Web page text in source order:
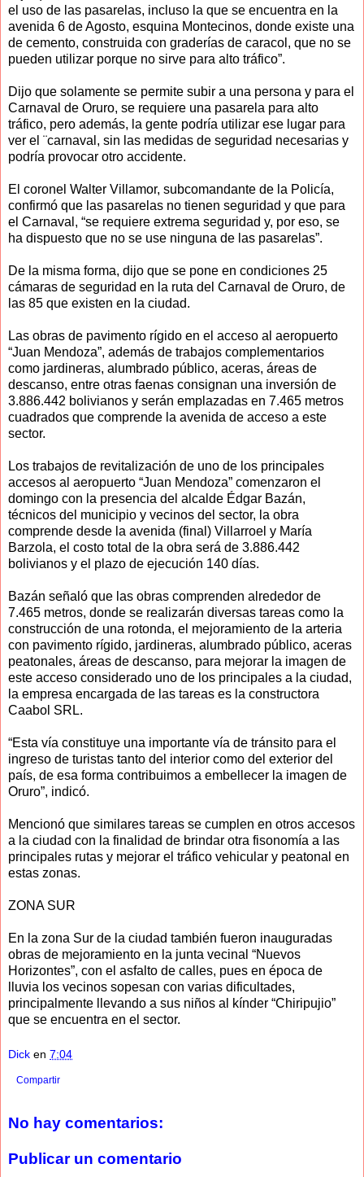
el uso de las pasarelas, incluso la que se encuentra en la
avenida 6 de Agosto, esquina Montecinos, donde existe una
de cemento, construida con graderías de caracol, que no se
pueden utilizar porque no sirve para alto tráfico”.
Dijo que solamente se permite subir a una persona y para el
Carnaval de Oruro, se requiere una pasarela para alto
tráfico, pero además, la gente podría utilizar ese lugar para
ver el ¨carnaval, sin las medidas de seguridad necesarias y
podría provocar otro accidente.
El coronel Walter Villamor, subcomandante de la Policía,
confirmó que las pasarelas no tienen seguridad y que para
el Carnaval, “se requiere extrema seguridad y, por eso, se
ha dispuesto que no se use ninguna de las pasarelas”.
De la misma forma, dijo que se pone en condiciones 25
cámaras de seguridad en la ruta del Carnaval de Oruro, de
las 85 que existen en la ciudad.
Las obras de pavimento rígido en el acceso al aeropuerto
“Juan Mendoza”, además de trabajos complementarios
como jardineras, alumbrado público, aceras, áreas de
descanso, entre otras faenas consignan una inversión de
3.886.442 bolivianos y serán emplazadas en 7.465 metros
cuadrados que comprende la avenida de acceso a este
sector.
Los trabajos de revitalización de uno de los principales
accesos al aeropuerto “Juan Mendoza” comenzaron el
domingo con la presencia del alcalde Édgar Bazán,
técnicos del municipio y vecinos del sector, la obra
comprende desde la avenida (final) Villarroel y María
Barzola, el costo total de la obra será de 3.886.442
bolivianos y el plazo de ejecución 140 días.
Bazán señaló que las obras comprenden alrededor de
7.465 metros, donde se realizarán diversas tareas como la
construcción de una rotonda, el mejoramiento de la arteria
con pavimento rígido, jardineras, alumbrado público, aceras
peatonales, áreas de descanso, para mejorar la imagen de
este acceso considerado uno de los principales a la ciudad,
la empresa encargada de las tareas es la constructora
Caabol SRL.
“Esta vía constituye una importante vía de tránsito para el
ingreso de turistas tanto del interior como del exterior del
país, de esa forma contribuimos a embellecer la imagen de
Oruro”, indicó.
Mencionó que similares tareas se cumplen en otros accesos
a la ciudad con la finalidad de brindar otra fisonomía a las
principales rutas y mejorar el tráfico vehicular y peatonal en
estas zonas.
ZONA SUR
En la zona Sur de la ciudad también fueron inauguradas
obras de mejoramiento en la junta vecinal “Nuevos
Horizontes”, con el asfalto de calles, pues en época de
lluvia los vecinos sopesan con varias dificultades,
principalmente llevando a sus niños al kínder “Chiripujio”
que se encuentra en el sector.
Dick en 7:04
Compartir
No hay comentarios:
Publicar un comentario